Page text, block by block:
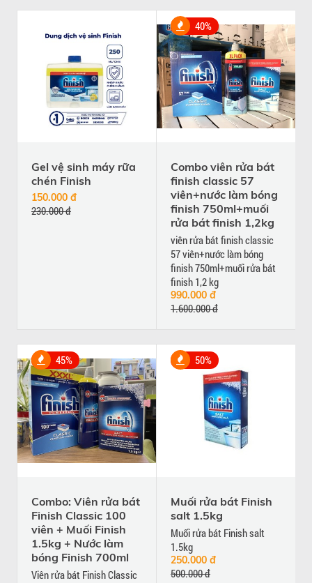
Gel vệ sinh máy rữa
chén Finish
150.000 đ
230.000 đ
40%
Combo viên rửa bát
finish classic 57
viên+nước làm bóng
finish 750ml+muối
rửa bát finish 1,2kg
viên rửa bát finish classic
57 viên+nước làm bóng
finish 750ml+muối rửa bát
finish 1,2 kg
990.000 đ
1.600.000 đ
45%
Combo: Viên rửa bát
Finish Classic 100
viên + Muối Finish
1.5kg + Nước làm
bóng Finish 700ml
Viên rửa bát Finish Classic
50%
Muối rửa bát Finish
salt 1.5kg
Muối rửa bát Finish salt
1.5kg
250.000 đ
500.000 đ